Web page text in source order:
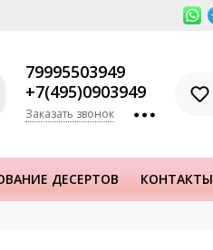
79995503949
+7(495)0903949
Заказать звонок
ДЕСЕРТОВ КОНТАКТЫ